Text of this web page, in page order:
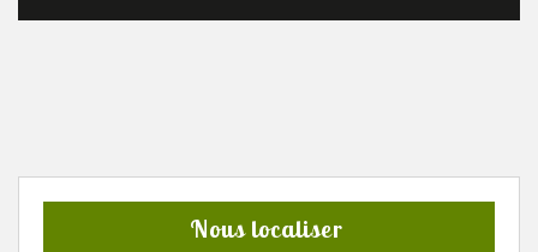
Nous localiser